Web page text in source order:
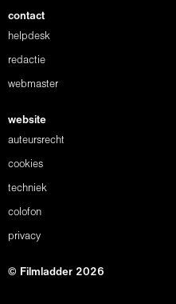
contact
helpdesk
redactie
webmaster
website
auteursrecht
cookies
techniek
colofon
privacy
© Filmladder 2026